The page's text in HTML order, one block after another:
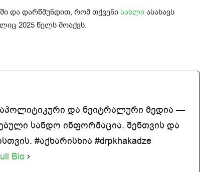
და დარწმუნდით, რომ თქვენი სახლი ასახავს
2025 წელს მოაქვს.
და ნეიტრალური მედია —
სანდო ინფორმაცია. შენთვის და
#აქხარისხია #drpkhakadze
Bio